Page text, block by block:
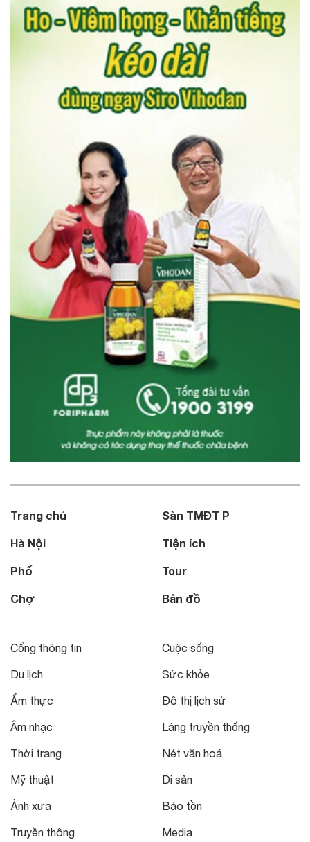
Trang chủ
Hà Nội
Phố
Chợ
Sàn TMĐT P
Tiện ích
Tour
Bản đồ
Cổng thông tin
Du lịch
Ẩm thực
Âm nhạc
Thời trang
Mỹ thuật
Ảnh xưa
Truyền thông
Cuộc sống
Sức khỏe
Đô thị lịch sử
Làng truyền thống
Nét văn hoá
Di sản
Bảo tồn
Media